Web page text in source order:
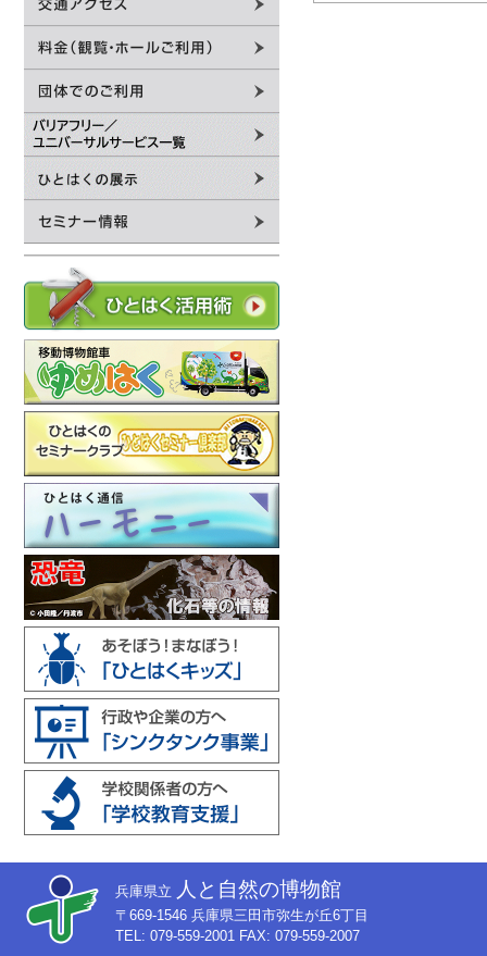
兵庫県立 人と自然の博物館
〒669-1546 兵庫県三田市弥生が丘6丁目
TEL: 079-559-2001 FAX: 079-559-2007